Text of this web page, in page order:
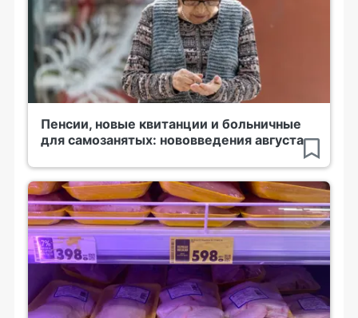
Пенсии, новые квитанции и больничные
для самозанятых: нововведения августа